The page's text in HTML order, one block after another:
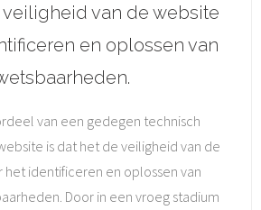
van de website
en oplossen van
van een gedegen technisch
is dat het de veiligheid van de
identificeren en oplossen van
Door in een vroeg stadium